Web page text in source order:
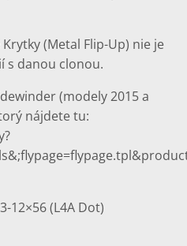
(Metal Flip-Up) nie je
s danou clonou.
(modely 2015 a
nájdete tu:
12×56 (L4A Dot)